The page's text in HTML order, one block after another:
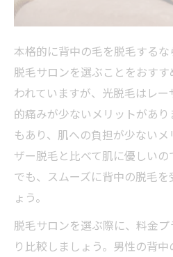
本格的に背中の毛を脱毛する
脱毛サロンを選ぶことをおす
われていますが、光脱毛はレ
的痛みが少ないメリットがあ
もあり、肌への負担が少ない
ザー脱毛と比べて肌に優しい
でも、スムーズに背中の脱毛
ょう。
脱毛サロンを選ぶ際に、料金
り比較しましょう。男性の背